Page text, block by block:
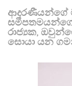
ආදරණීයන්ගේ
රාජ්‍යක,
සොයා යන